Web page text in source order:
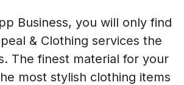
Business, you will only find
& Clothing services the
The finest material for your
most stylish clothing items